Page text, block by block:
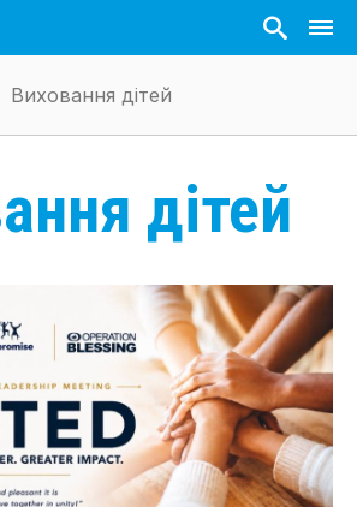
Виховання дітей
дітей